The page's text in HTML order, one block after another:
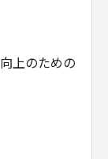
能性に
す。
れらの販
上のための